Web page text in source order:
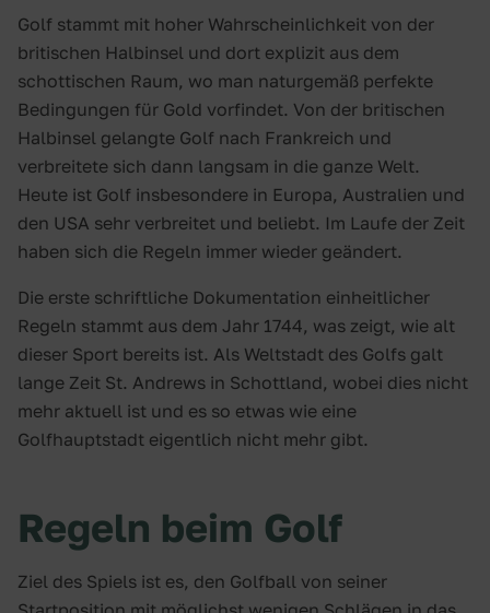
Golf stammt mit hoher Wahrscheinlichkeit von der
britischen Halbinsel und dort explizit aus dem
schottischen Raum, wo man naturgemäß perfekte
Bedingungen für Gold vorfindet. Von der britischen
Halbinsel gelangte Golf nach Frankreich und
verbreitete sich dann langsam in die ganze Welt.
Heute ist Golf insbesondere in Europa, Australien und
den USA sehr verbreitet und beliebt. Im Laufe der Zeit
haben sich die Regeln immer wieder geändert.
Die erste schriftliche Dokumentation einheitlicher
Regeln stammt aus dem Jahr 1744, was zeigt, wie alt
dieser Sport bereits ist. Als Weltstadt des Golfs galt
lange Zeit St. Andrews in Schottland, wobei dies nicht
mehr aktuell ist und es so etwas wie eine
Golfhauptstadt eigentlich nicht mehr gibt.
Regeln beim Golf
Ziel des Spiels ist es, den Golfball von seiner